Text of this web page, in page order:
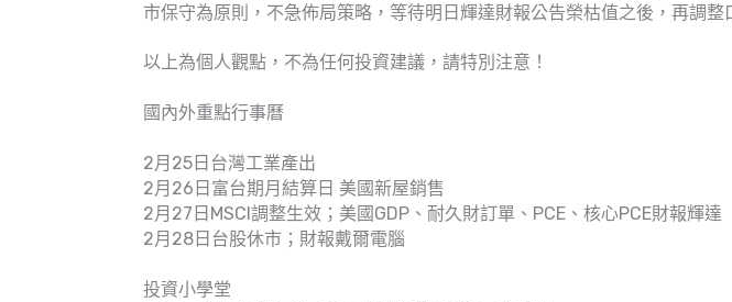
市保守為原則，不急佈局策略，等待明日輝達財報公告榮枯值之後，再調整
以上為個人觀點，不為任何投資建議，請特別注意！
國內外重點行事曆
2月25日台灣工業產出
2月26日富台期月結算日 美國新屋銷售
2月27日MSCI調整生效；美國GDP、耐久財訂單、PCE、核心PCE財報輝達
2月28日台股休市；財報戴爾電腦
投資小學堂